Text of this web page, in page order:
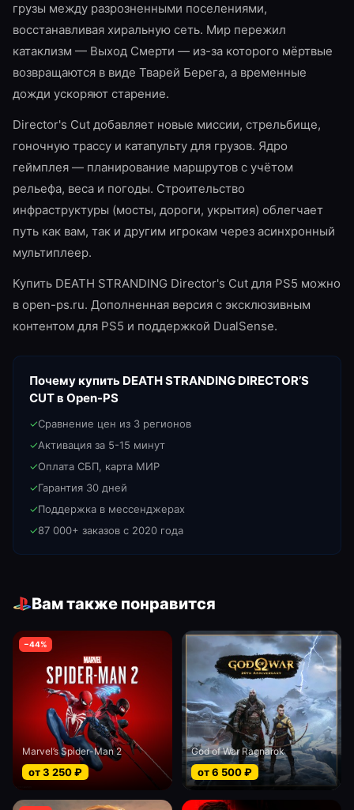
грузы между разрозненными поселениями,
восстанавливая хиральную сеть. Мир пережил
катаклизм — Выход Смерти — из-за которого мёртвые
возвращаются в виде Тварей Берега, а временные
дожди ускоряют старение.
Director's Cut добавляет новые миссии, стрельбище,
гоночную трассу и катапульту для грузов. Ядро
геймплея — планирование маршрутов с учётом
рельефа, веса и погоды. Строительство
инфраструктуры (мосты, дороги, укрытия) облегчает
путь как вам, так и другим игрокам через асинхронный
мультиплеер.
Купить DEATH STRANDING Director's Cut для PS5 можно
в open-ps.ru. Дополненная версия с эксклюзивным
контентом для PS5 и поддержкой DualSense.
Почему купить DEATH STRANDING DIRECTOR’S
CUTв Open-PS
✓Сравнение цен из 3 регионов
✓Активация за 5-15 минут
✓Оплата СБП, карта МИР
✓Гарантия 30 дней
✓Поддержка в мессенджерах
✓87 000+ заказов с 2020 года
Вам также понравится
−44%
Marvel’s Spider-Man 2
от3 250₽
God of War Ragnarok
от6 500₽